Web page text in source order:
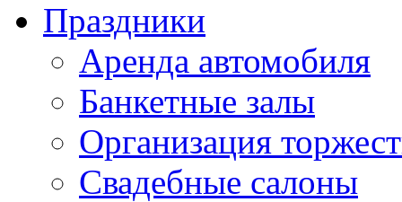
Праздники
Аренда автомобиля
Банкетные залы
Организация
Свадебные салоны